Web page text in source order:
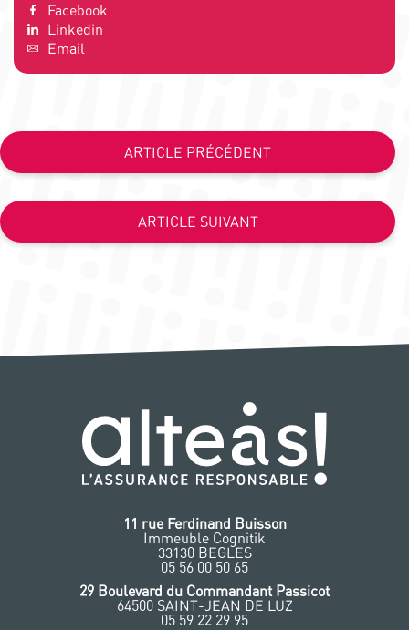
Facebook
Linkedin
Email
ARTICLE PRÉCÉDENT
ARTICLE SUIVANT
11 rue Ferdinand Buisson
Immeuble Cognitik
33130 BEGLES
‭05 56 00 50 65
‭29 Boulevard du Commandant Passicot
64500 SAINT-JEAN DE LUZ
05 59 22 29 95